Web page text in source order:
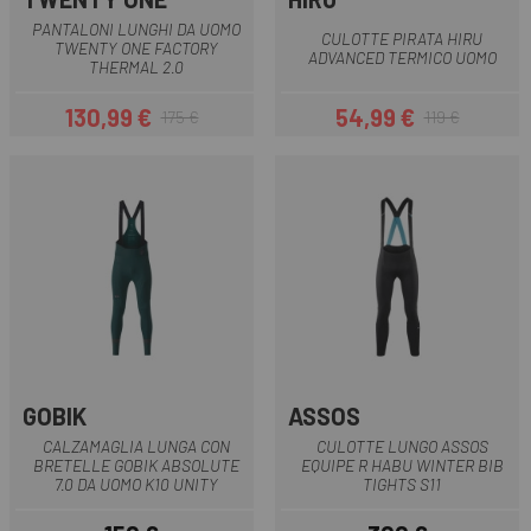
PANTALONI LUNGHI DA UOMO
TWENTY ONE FACTORY
THERMAL 2.0
Prezzo
130,99 €Prezzo base
175 €
CULOTTE PIRATA HIRU
ADVANCED TERMICO UOMO
Prezzo
54,99 €Prezzo base
119 €
GOBIK
CALZAMAGLIA LUNGA CON
BRETELLE GOBIK ABSOLUTE
7.0 DA UOMO K10 UNITY
ASSOS
CULOTTE LUNGO ASSOS
EQUIPE R HABU WINTER BIB
TIGHTS S11